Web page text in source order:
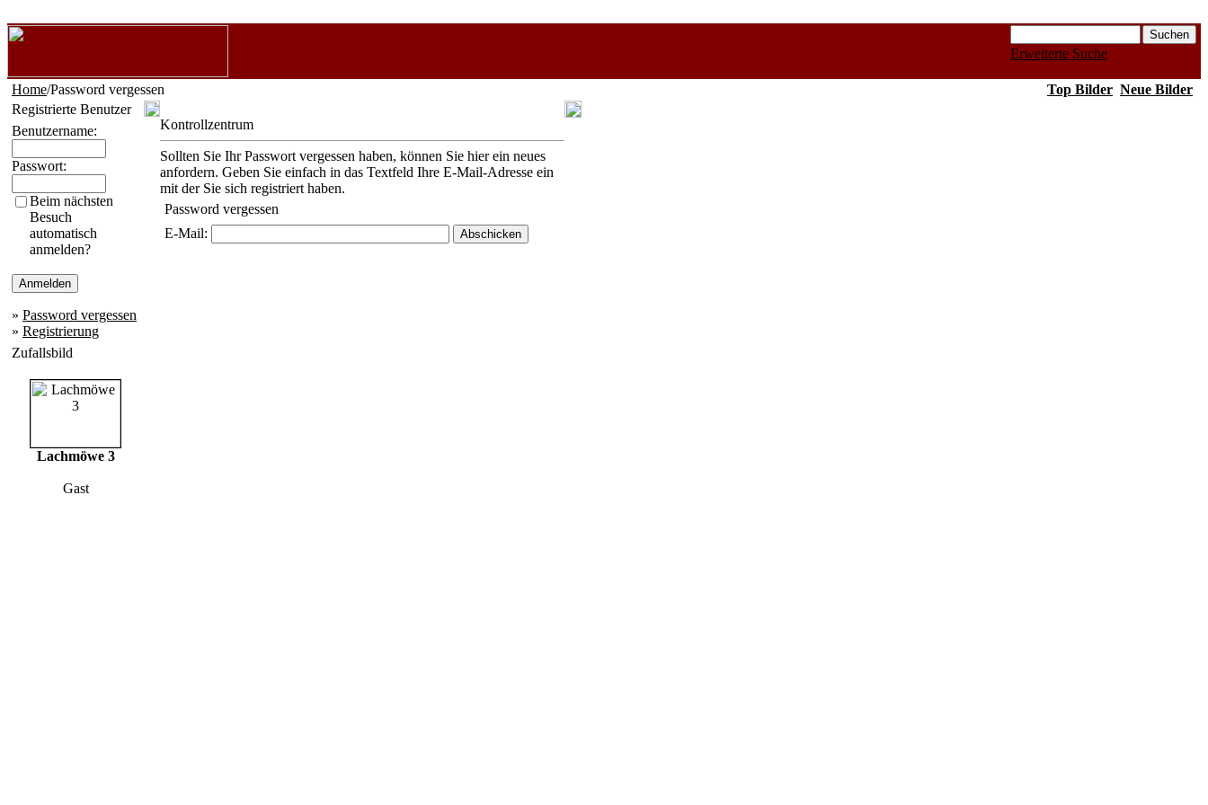
Erweiterte Suche
Home/Password vergessen Top Bilder Neue Bilder
Registrierte Benutzer
Benutzername:
Passwort:
Beim nächsten
Besuch
automatisch
anmelden?
» Password vergessen
» Registrierung
Zufallsbild
Lachmöwe 3
Gast
Kontrollzentrum
Sollten Sie Ihr Passwort vergessen haben, können Sie hier ein neues
anfordern. Geben Sie einfach in das Textfeld Ihre E-Mail-Adresse ein
mit der Sie sich registriert haben.
Password vergessen
E-Mail: